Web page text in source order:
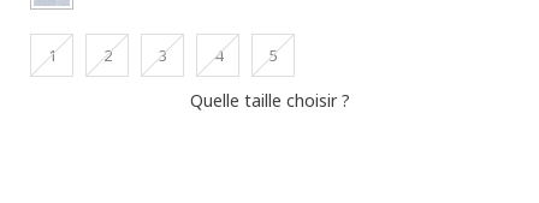
1 2 3 4 5
Quelle taille choisir ?